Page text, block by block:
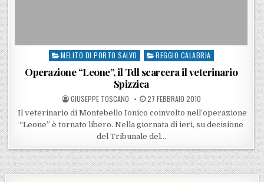
Posted in
MELITO DI PORTO SALVO REGGIO CALABRIA
Operazione “Leone”, il Tdl scarcera il veterinario
Spizzica
POSTED BY
GIUSEPPE TOSCANO POSTED ON
27 FEBBRAIO 2010
Il veterinario di Montebello Ionico coinvolto nell’operazione
“Leone” è tornato libero. Nella giornata di ieri, su decisione
del Tribunale del…